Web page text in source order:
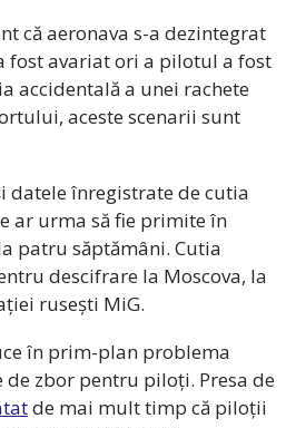
că aeronava s-a dezintegrat
fost avariat ori a pilotul a fost
accidentală a unei rachete
aceste scenarii sunt
datele înregistrate de cutia
ar urma să fie primite în
patru săptămâni. Cutia
descifrare la Moscova, la
rusești MiG.
în prim-plan problema
zbor pentru piloți. Presa de
de mai mult timp că piloții